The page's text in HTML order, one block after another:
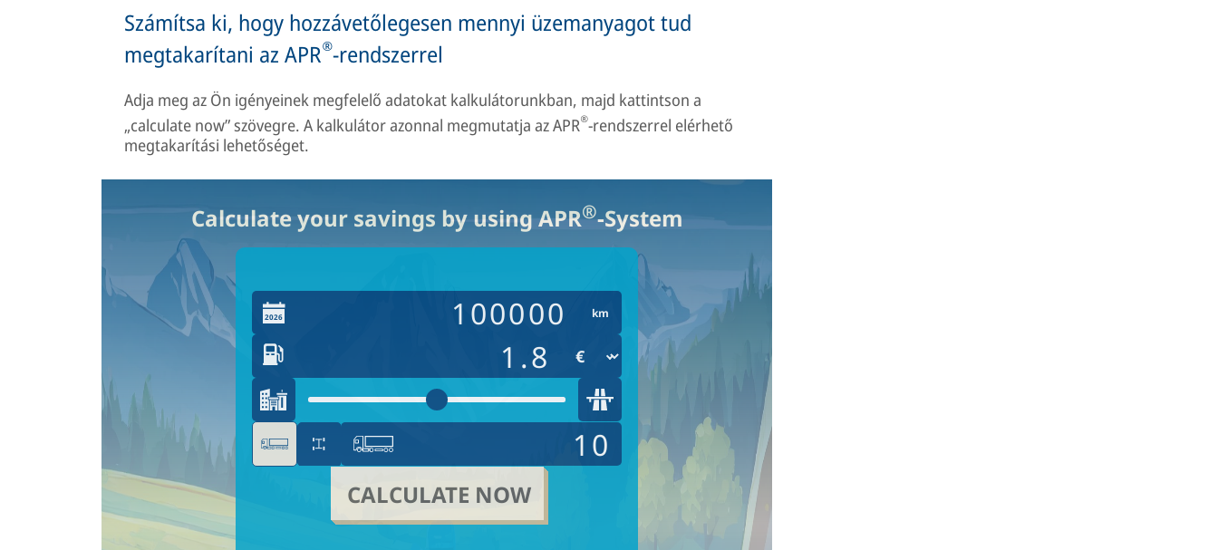
Számítsa ki, hogy hozzávetőlegesen mennyi üzemanyagot tud
megtakarítani az APR®-rendszerrel
Adja meg az Ön igényeinek megfelelő adatokat kalkulátorunkban, majd kattintson a
„calculate now” szövegre. A kalkulátor azonnal megmutatja az APR®-rendszerrel elérhető
megtakarítási lehetőséget.